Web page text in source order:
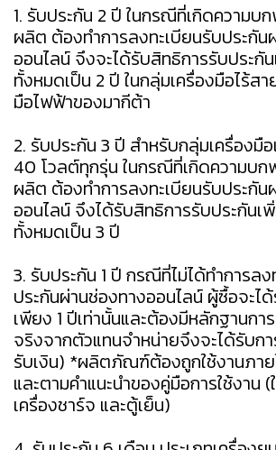
1. รับประกัน 2 ปี ในกรณีที่เกิดความบ
ผลิต ต้องทำการลงทะเบียนรับประกัน
ออนไลน์ จึงจะได้รับสิทธิการรับประกั
ทั้งหมดเป็น 2 ปี ในกลุ่มเครื่องมือไร้ส
มือไฟฟ้าของมากีต้า
2. รับประกัน 3 ปี สำหรับกลุ่มเครื่องมื
40 โวลต์ทุกรุ่น ในกรณีที่เกิดความบก
ผลิต ต้องทำการลงทะเบียนรับประกัน
ออนไลน์ จึงได้รับสิทธิการรับประกันเ
ทั้งหมดเป็น 3 ปี
3. รับประกัน 1 ปี กรณีที่ไม่ได้ทำการลง
ประกันผ่านช่องทางออนไลน์ ผู้ซื้อจะไ
เพียง 1 ปีเท่านั้นและต้องมีหลักฐาน
จริงจากตัวแทนจำหน่ายจึงจะได้รับกา
รับเงิน) *ผลิตภัณฑ์ต้องถูกใช้งานภา
และตามคำแนะนำของคู่มือการใช้งาน
เครื่องชาร์จ และตู้เย็น)